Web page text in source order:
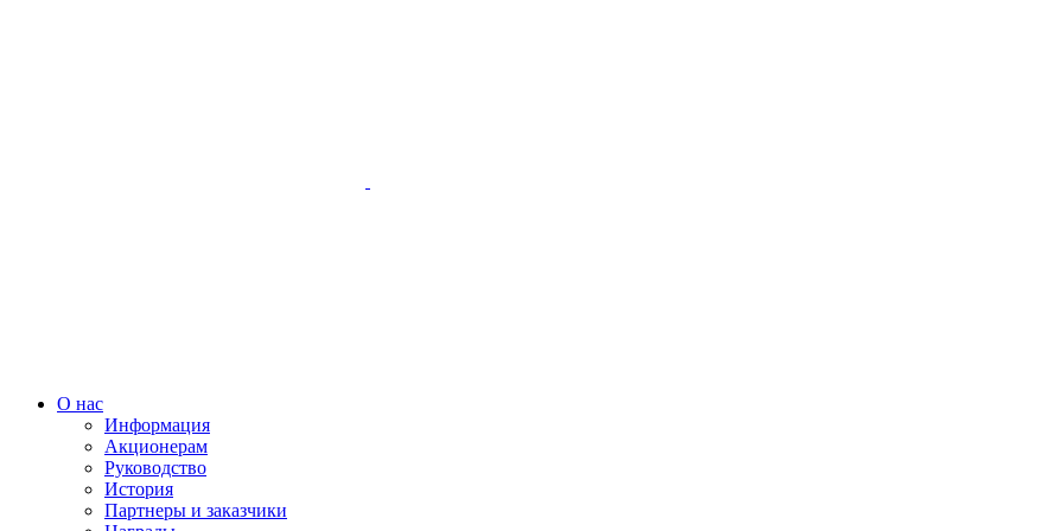
О нас
Информация
Акционерам
Руководство
История
Партнеры и заказчики